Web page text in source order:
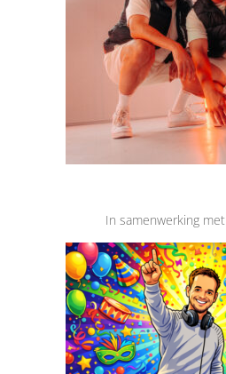
In samenwerking met